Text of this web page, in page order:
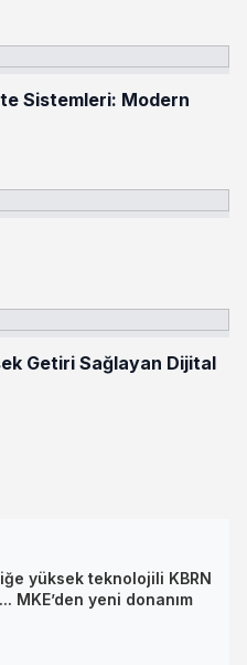
Sistemleri: Modern
Getiri Sağlayan Dijital
yüksek teknolojili KBRN
MKE’den yeni donanım